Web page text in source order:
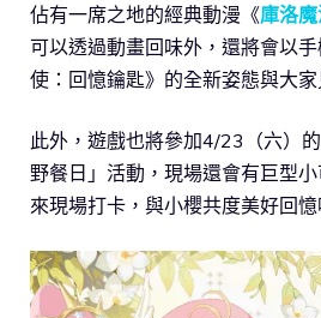
佔有一席之地的經典動漫《庫洛
可以透過動畫回味外，還將會以
使：回憶鑰匙》的全新姿態與大家
此外，遊戲也將參加4/23（六）
野餐日」活動，現場還會有巨型
來現場打卡，與小櫻共度美好回憶